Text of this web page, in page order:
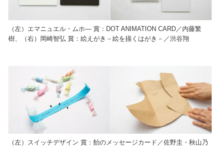
（左）エマニュエル・ムホ― 賞：DOT ANIMATION CARD／内藤繁
樹、（右）岡崎智弘 賞：絵えがき－絵を描くはがき－／渋谷翔
（左）スイッチデザイン 賞：飴のメッセージカード／佐野圭・秋山乃